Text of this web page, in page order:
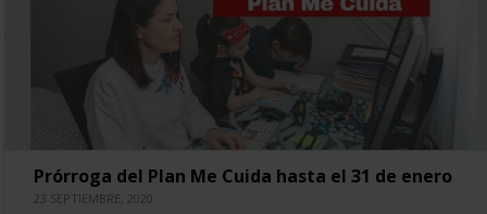
Prórroga del Plan Me Cuida hasta el 31 de enero
23 SEPTIEMBRE, 2020